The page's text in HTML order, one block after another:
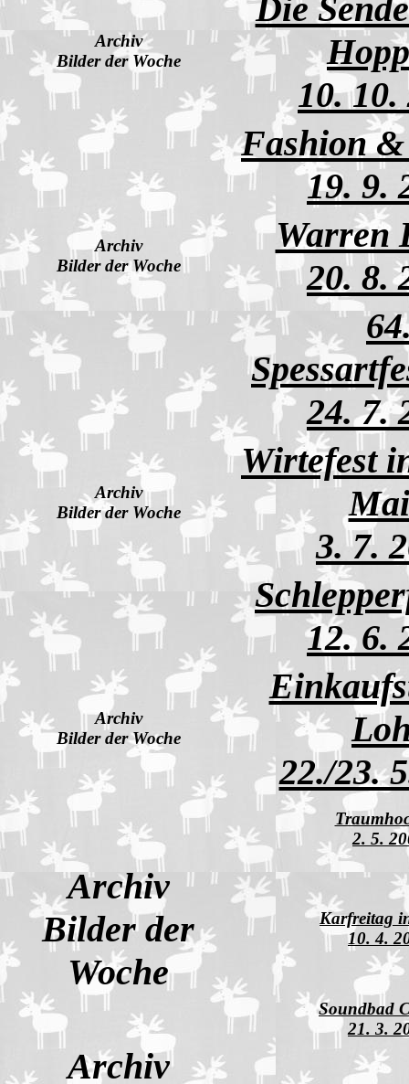
Archiv
Bilder der Woche
Die
10. 10.
Fashion
19. 9.
Archiv
Bilder der Woche
Warren
20. 8.
24. 7.
Archiv
Bilder der Woche
Wirtefest
3. 7.
12. 6.
Archiv
Bilder der Woche
22./23.
2. 5.
Archiv
Bilder der
Woche
Karfreitag
10. 4.
Soundbad
21. 3.
Archiv